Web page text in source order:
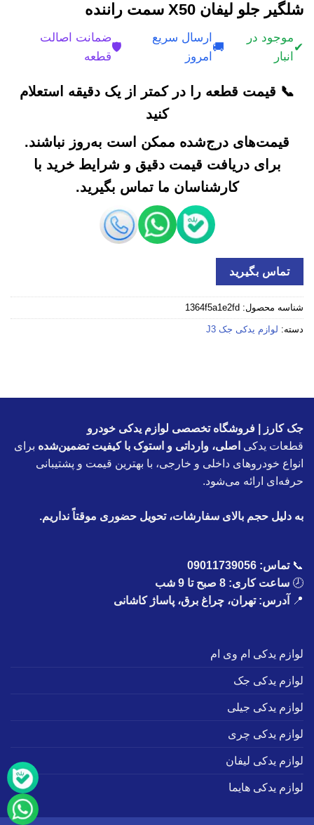
شلگیر جلو لیفان X50 سمت راننده
✔
موجود در
انبار
🚚
ارسال سریع
امروز
🛡️
ضمانت اصالت
قطعه
📞 قیمت قطعه را در کمتر از یک دقیقه استعلام
کنید
قیمت‌های درج‌شده ممکن است به‌روز نباشند.
برای دریافت قیمت دقیق و شرایط خرید با
کارشناسان ما تماس بگیرید.
تماس بگیرید
شناسه محصول: 1364f5a1e2fd
دسته: لوازم یدکی جک J3
جک کارز | فروشگاه تخصصی لوازم یدکی خودرو
قطعات یدکی اصلی، وارداتی و استوک با کیفیت تضمین‌شده برای
انواع خودروهای داخلی و خارجی، با بهترین قیمت و پشتیبانی
حرفه‌ای ارائه می‌شود.
به دلیل حجم بالای سفارشات، تحویل حضوری موقتاً نداریم.
📞تماس: 09011739056
🕗 ساعت کاری: 8 صبح تا 9 شب
📍
آدرس: تهران، چراغ برق، پاساژ کاشانی
لوازم یدکی ام وی ام
لوازم یدکی جک
لوازم یدکی جیلی
لوازم یدکی چری
لوازم یدکی لیفان
لوازم یدکی هایما